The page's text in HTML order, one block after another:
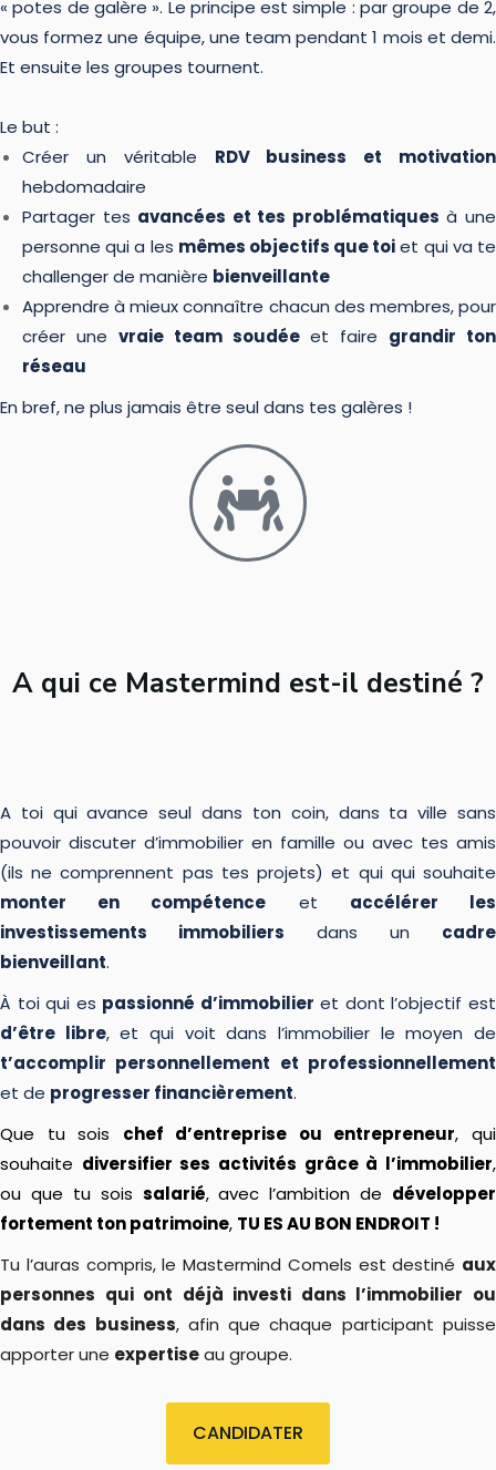
« potes de galère ». Le principe est simple : par groupe de 2,
vous formez une équipe, une team pendant 1 mois et demi.
Et ensuite les groupes tournent.
Le but :
Créer un véritable RDV business et motivation
hebdomadaire
Partager tes avancées et tes problématiques à une
personne qui a les mêmes objectifs que toiet qui va te
challenger de manière bienveillante
Apprendre à mieux connaître chacun des membres, pour
créer une vraie team soudéeet faire grandir ton
réseau
En bref, ne plus jamais être seul dans tes galères !
A qui ce Mastermind est-il destiné ?
A toi qui avance seul dans ton coin, dans ta ville sans
pouvoir discuter d’immobilier en famille ou avec tes amis
(ils ne comprennent pas tes projets) et qui qui souhaite
monter en compétence et accélérer les
investissements immobiliers dans un cadre
bienveillant.
À toi qui es passionné d’immobilier et dont l’objectif est
d’être libre, et qui voit dans l’immobilier le moyen de
t’accomplir personnellement et professionnellement
et de progresser financièrement.
Que tu sois chef d’entreprise ou entrepreneur, qui
souhaite diversifier ses activités grâce à l’immobilier,
ou que tu sois salarié, avec l’ambition de développer
fortement ton patrimoine, TU ES AU BON ENDROIT !
Tu l’auras compris, le Mastermind Comels est destiné aux
personnes qui ont déjà investi dans l’immobilier ou
dans des business, afin que chaque participant puisse
apporter une expertiseau groupe.
CANDIDATER